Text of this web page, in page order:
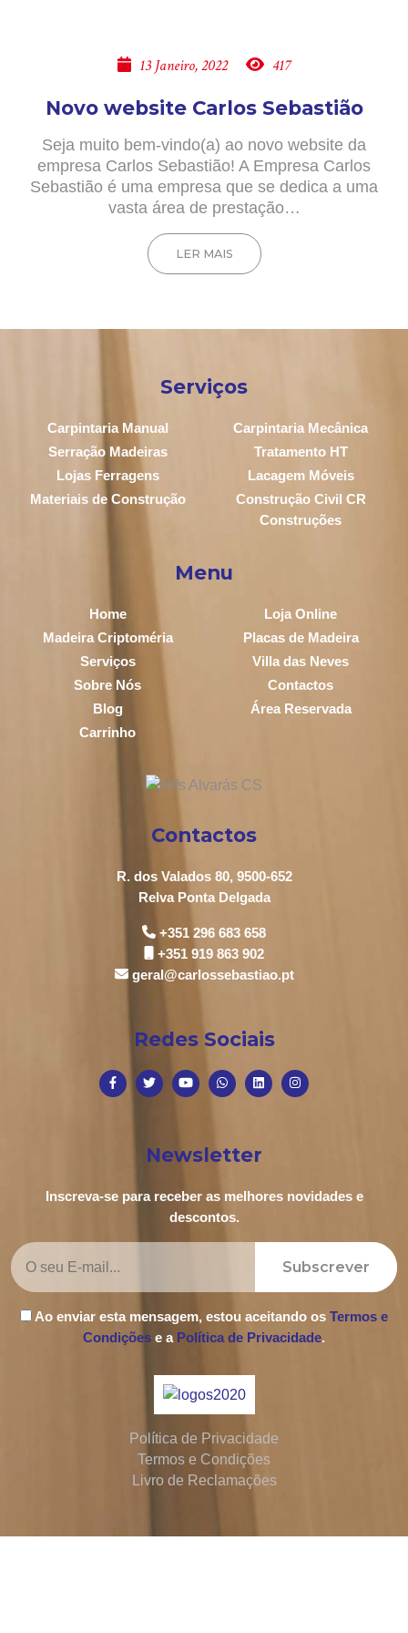
13 Janeiro, 2022 417
Novo website Carlos Sebastião
Seja muito bem-vindo(a) ao novo website da
empresa Carlos Sebastião! A Empresa Carlos
Sebastião é uma empresa que se dedica a uma
vasta área de prestação…
LER MAIS
Serviços
Carpintaria Manual
Carpintaria Mecânica
Serração Madeiras
Tratamento HT
Lojas Ferragens
Lacagem Móveis
Materiais de Construção
Construção Civil CR
Construções
Menu
Home
Loja Online
Madeira Criptoméria
Placas de Madeira
Serviços
Villa das Neves
Sobre Nós
Contactos
Blog
Área Reservada
Carrinho
Contactos
R. dos Valados 80, 9500-652
Relva Ponta Delgada
+351 296 683 658
+351 919 863 902
geral@carlossebastiao.pt
Redes Sociais
Newsletter
Inscreva-se para receber as melhores novidades e
descontos.
Subscrever
Ao enviar esta mensagem, estou aceitando os Termos e
Condições e a Política de Privacidade.
Política de Privacidade
Termos e Condições
Livro de Reclamações